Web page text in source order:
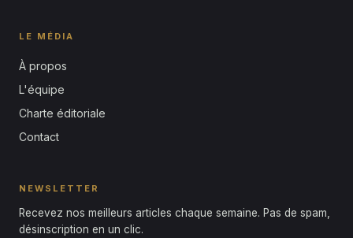
LE MÉDIA
À propos
L'équipe
Charte éditoriale
Contact
NEWSLETTER
Recevez nos meilleurs articles chaque semaine. Pas de spam,
désinscription en un clic.